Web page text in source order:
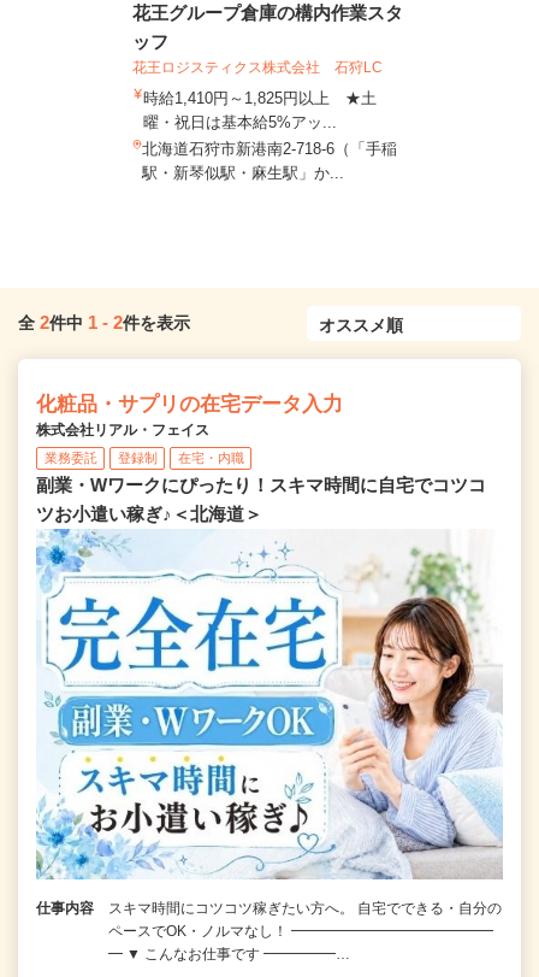
花王グループ倉庫の構内作業スタ
ッフ
花王ロジスティクス株式会社 石狩LC
時給1,410円～1,825円以上 ★土
曜・祝日は基本給5%アッ...
北海道石狩市新港南2-718-6（「手稲
駅・新琴似駅・麻生駅」か...
全 2件中 1 - 2件を表示
化粧品・サプリの在宅データ入力
株式会社リアル・フェイス
業務委託 登録制 在宅・内職
副業・Wワークにぴったり！スキマ時間に自宅でコツコ
ツお小遣い稼ぎ♪＜北海道＞
仕事内容
スキマ時間にコツコツ稼ぎたい方へ。 自宅でできる・自分の
ペースでOK・ノルマなし！ ━━━━━━━━━━━━━━
━ ▼ こんなお仕事です ━━━━━…